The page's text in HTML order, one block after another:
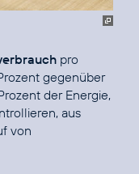
pro
gegenüber
der Energie,
aus
von